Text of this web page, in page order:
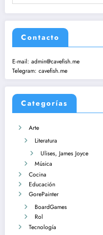
Contacto
E-mail: admin@cavefish.me
Telegram: cavefish.me
Categorías
Arte
Literatura
Ulises, James Joyce
Música
Cocina
Educación
GorePainter
BoardGames
Rol
Tecnología